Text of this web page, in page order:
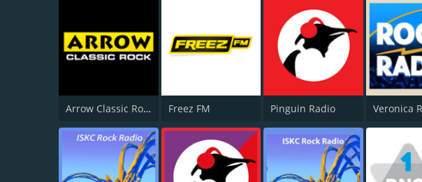
Arrow Classic Rock Freez FM Pinguin Radio